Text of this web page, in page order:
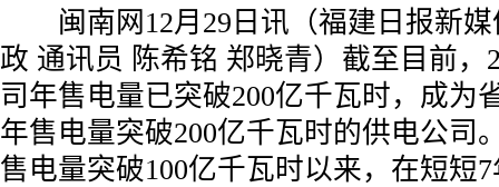
闽南网12月29日讯（福建日报新媒
政 通讯员 陈希铭 郑晓青）截至目前，
司年售电量已突破200亿千瓦时，成为
年售电量突破200亿千瓦时的供电公司
售电量突破100亿千瓦时以来，在短短